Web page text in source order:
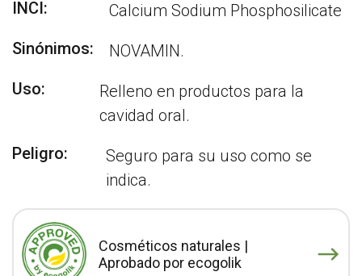
INCI:
Calcium Sodium Phosphosilicate
Sinónimos:
NOVAMIN.
Uso:
Relleno en productos para la
cavidad oral.
Peligro:
Seguro para su uso como se
indica.
Cosméticos naturales |
Aprobado por ecogolik